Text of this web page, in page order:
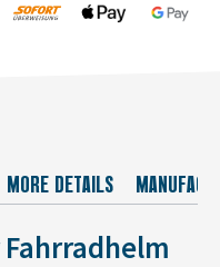
MORE DETAILS
Fahrradhelm